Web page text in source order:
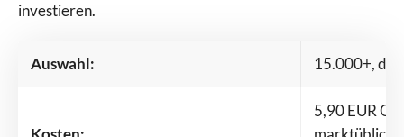
investieren.
Auswahl: 15.000+,
5,90 EUR